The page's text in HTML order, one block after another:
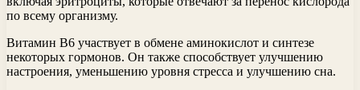
по всему организму.
Витамин В6 участвует в обмене аминокислот и синтезе
некоторых гормонов. Он также способствует улучшению
настроения, уменьшению уровня стресса и улучшению сна.